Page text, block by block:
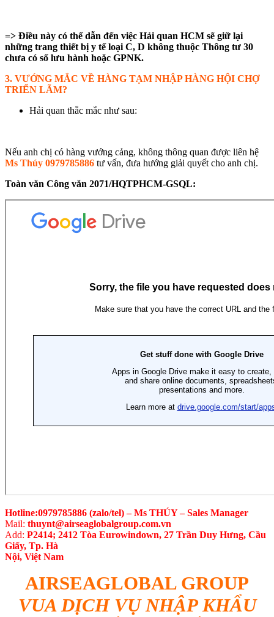
=> Điều này có thể dẫn đến việc Hải quan HCM sẽ giữ lại
những trang thiết bị y tế loại C, D không thuộc Thông tư 30
chưa có số lưu hành hoặc GPNK.
3. VƯỚNG MẮC VỀ HÀNG TẠM NHẬP HÀNG HỘI CHỢ
TRIỂN LÃM?
Hải quan thắc mắc như sau:
Nếu anh chị có hàng vướng cảng, không thông quan được liên hệ
Ms Thúy 0979785886 tư vấn, đưa hướng giải quyết cho anh chị.
Toàn văn Công văn 2071/HQTPHCM-GSQL:
Hotline:0979785886 (zalo/tel) – Ms THÚY – Sales Manager
Mail: thuynt@airseaglobalgroup.com.vn
Add: P2414; 2412 Tòa Eurowindown, 27 Trần Duy Hưng, Cầu
Giấy, Tp. Hà
Nội, Việt Nam
AIRSEAGLOBAL GROUP
VUA DỊCH VỤ NHẬP KHẨU